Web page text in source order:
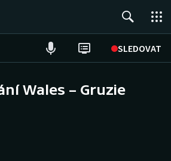
SLEDOVAT
Wales – Gruzie